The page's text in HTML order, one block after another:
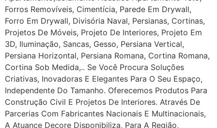
Forros Removíveis, Cimentícia, Parede Em Drywall,
Forro Em Drywall, Divisória Naval, Persianas, Cortinas,
Projetos De Móveis, Projeto De Interiores, Projeto Em
3D, Iluminação, Sancas, Gesso, Persiana Vertical,
Persiana Horizontal, Persiana Romana, Cortina Romana,
Cortina Sob Medida,.. Se Você Procura Soluções
Criativas, Inovadoras E Elegantes Para O Seu Espaço,
Independente Do Tamanho. Oferecemos Produtos Para
Construção Civil E Projetos De Interiores. Através De
Parcerias Com Fabricantes Nacionais E Multinacionais,
A Atuance Decore Disponibiliza, Para A Região,